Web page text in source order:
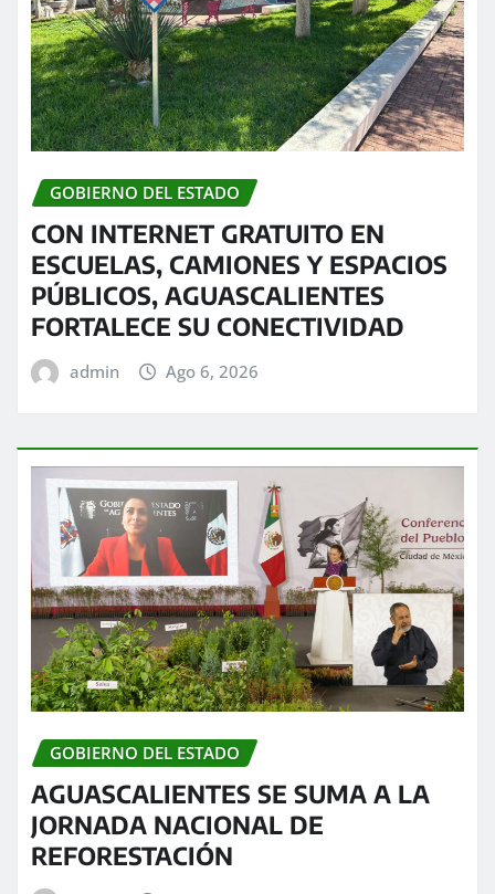
GOBIERNO DEL ESTADO
CON INTERNET GRATUITO EN
ESCUELAS, CAMIONES Y ESPACIOS
PÚBLICOS, AGUASCALIENTES
FORTALECE SU CONECTIVIDAD
admin Ago 6, 2026
GOBIERNO DEL ESTADO
AGUASCALIENTES SE SUMA A LA
JORNADA NACIONAL DE
REFORESTACIÓN